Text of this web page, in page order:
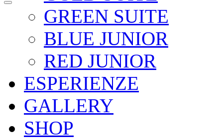
GREEN SUITE
BLUE JUNIOR
RED JUNIOR
ESPERIENZE
GALLERY
SHOP